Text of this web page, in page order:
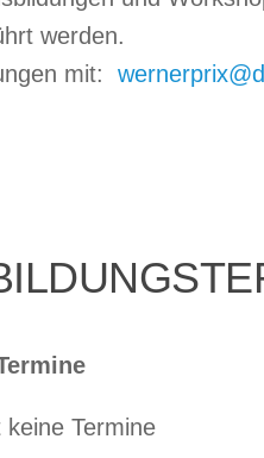
werden.
mit:
Termine